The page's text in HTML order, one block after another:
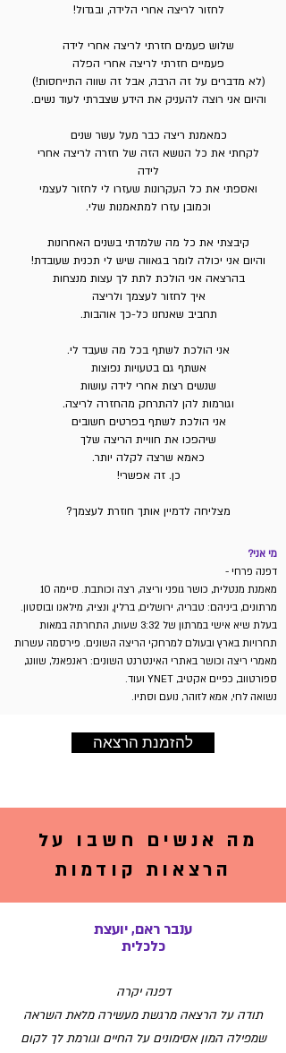
לחזור לריצה אחרי הלידה, ובגדול!
שלוש פעמים חזרתי לריצה אחרי לידה
פעמיים חזרתי לריצה אחרי הפלה
(לא מדברים על זה הרבה, אבל זה שווה התייחסות!)
והיום אני רוצה להעניק את הידע שצברתי לעוד נשים.
כמאמנת ריצה כבר מעל עשר שנים
לקחתי את כל הנושא הזה של חזרה לריצה אחרי
לידה
ואספתי את כל העקרונות שעזרו לי לחזור לעצמי
וכמובן עזרו למתאמנות שלי.
קיבצתי את כל מה שלמדתי בשנים האחרונות
והיום אני יכולה לומר בגאווה שיש לי תכנית שעובדת!
בהרצאה אני הולכת לתת לך עצות מנצחות
איך לחזור לעצמך ולריצה
תחביב שאנחנו כל-כך אוהבות.
אני הולכת לשתף בכל מה שעבד לי.
אשתף גם בטעויות נפוצות
שנשים רצות אחרי לידה עושות
וגורמות להן להתרחק מהחזרה לריצה.
אני הולכת לשתף בפרטים חשובים
שיהפכו את חוויית הריצה שלך
כאמא שרצה לקלה יותר.
כן. זה אפשרי!
מצליחה לדמיין אותך חוזרת לעצמך?
מי אני?
דפנה פרחי -
מאמנת מנטלית, כושר גופני וריצה, רצה וכותבת. סיימה 10
מרתונים, ביניהם: טבריה, ירושלים, ברלין, ונציה, מילאנו ובוסטון.
בעלת שיא אישי במרתון של 3:32 שעות, התחרתה במאות
תחרויות בארץ ובעולם למרחקי הריצה השונים. פירסמה עשרות
מאמרי ריצה וכושר באתרי האינטרנט השונים: ראנפאנל, שוונג,
ספורטווב, כפיים אקטיב, YNET ועוד.
נשואה לחי, אמא לזוהר, נועם וסתיו.
להזמנת הרצאה
הרצאות קודמות
ענבר ראם, יועצת
כלכלית
דפנה יקרה
תודה על הרצאה מרגשת מעשירה מלאת השראה
שמפילה המון אסימונים על החיים וגורמת לך לקום